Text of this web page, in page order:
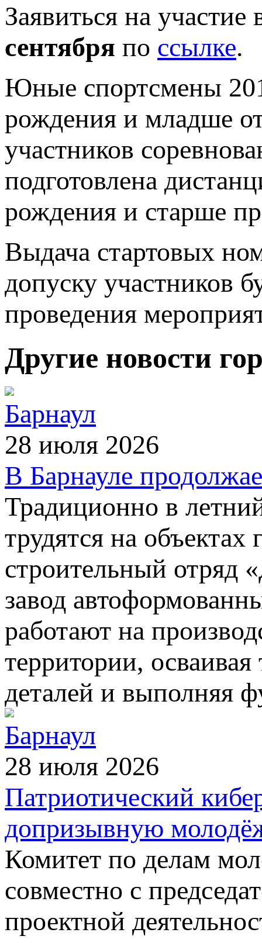
Заявиться на
сентября по ссылке.
Юные спортсмены
рождения и младше
участников
подготовлена
рождения и старше
Выдача стартовых
допуску участников
проведения
Другие новости
Барнаул
28 июля 2026
В Барнауле
Традиционно в
трудятся на объектах
строительный отряд
завод
работают на
территории,
деталей и выполняя
Барнаул
28 июля 2026
Патриотический
допризывную
Комитет по делам
совместно с
проектной